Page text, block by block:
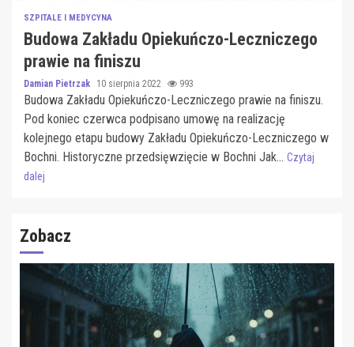
SZPITALE I MEDYCYNA
Budowa Zakładu Opiekuńczo-Leczniczego
prawie na finiszu
Damian Pietrzak 10 sierpnia 2022 993
Budowa Zakładu Opiekuńczo-Leczniczego prawie na finiszu.
Pod koniec czerwca podpisano umowę na realizację
kolejnego etapu budowy Zakładu Opiekuńczo-Leczniczego w
Bochni. Historyczne przedsięwzięcie w Bochni Jak... Czytaj
dalej
Zobacz